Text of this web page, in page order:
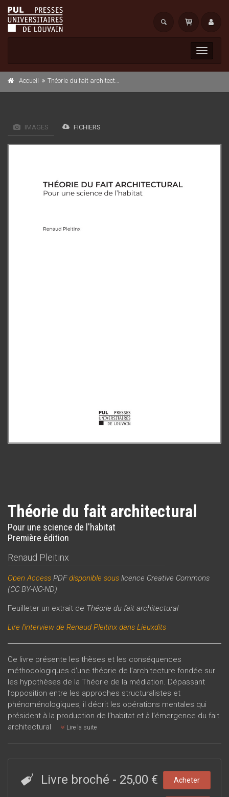
Toggle
Accueil Théorie du fait architectural
IMAGES FICHIERS
Théorie du fait architectural
Pour une science de l'habitat
Première édition
Renaud Pleitinx
Open Access PDFdisponible sous licence Creative Commons
(CC BY-NC-ND)
Feuilleter un extrait de Théorie du fait architectural
Lire l'interview de Renaud Pleitinx dans Lieuxdits
Ce livre présente les thèses et les conséquences
méthodologiques d'une théorie de l’architecture fondée sur
les hypothèses de la Théorie de la médiation. Dépassant
l’opposition entre les approches structuralistes et
phénoménologiques, il décrit les opérations mentales qui
président à la production de l’habitat et à l’émergence du fait
architectural
Lire la suite
Livre broché - 25,00 € Acheter